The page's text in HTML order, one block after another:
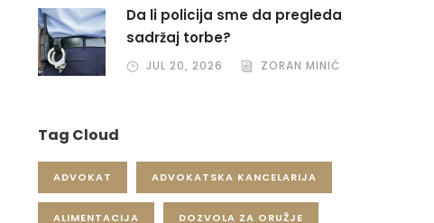
Da li policija sme da pregleda
sadržaj torbe?
JUL 20, 2026 ZORAN MINIĆ
Tag Cloud
ADVOKAT ADVOKATSKA KANCELARIJA
ALIMENTACIJA DOZVOLA ZA ORUŽJE